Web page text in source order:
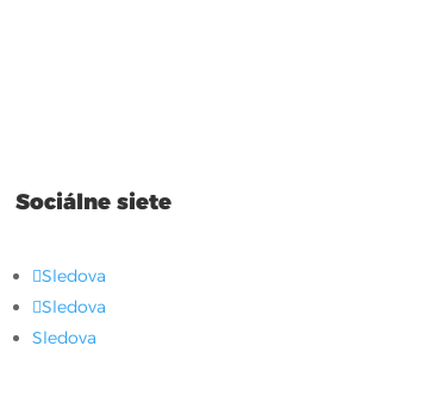
Sociálne siete
Sledova
Sledova
Sledova